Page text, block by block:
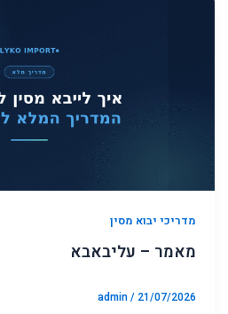
מדריכי יבוא מסין
מאמר – עליבאבא
admin/ 21/07/2026